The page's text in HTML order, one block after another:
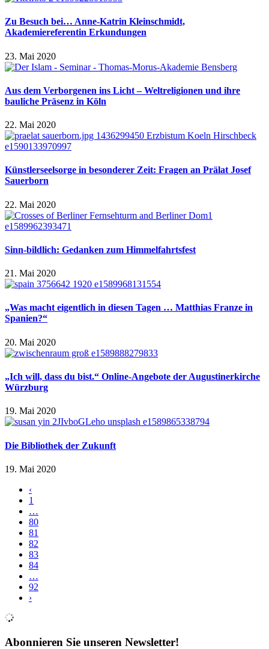
Zu Besuch bei… Anne-Katrin Kleinschmidt,
Akademiereferentin Erkundungen
23. Mai 2020
Aus dem Verborgenen ins Licht – Weltreligionen und ihre
bauliche Präsenz in Köln
22. Mai 2020
Künstlerseelsorge in besonderer Zeit: Fragen an Prälat Josef
Sauerborn
22. Mai 2020
Sinn-bildlich: Gedanken zum Himmelfahrtsfest
21. Mai 2020
„Was macht eigentlich in diesen Tagen … Matthias Franze in
Spanien?“
20. Mai 2020
„Ich will, dass du bist.“ Online-Angebote der Augustinerkirche
Würzburg
19. Mai 2020
Die Bibliothek der Zukunft
19. Mai 2020
‹
1
…
80
81
82
83
84
…
92
›
Abonnieren Sie unseren Newsletter!